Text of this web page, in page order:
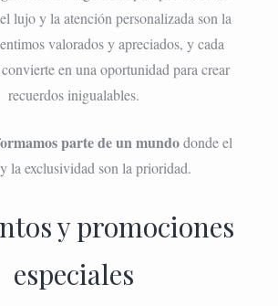
lujo y la atención personalizada son la
valorados y apreciados, y cada
en una oportunidad para crear
recuerdos inigualables.
parte de un mundodonde el
la exclusividad son la prioridad.
y promociones
especiales